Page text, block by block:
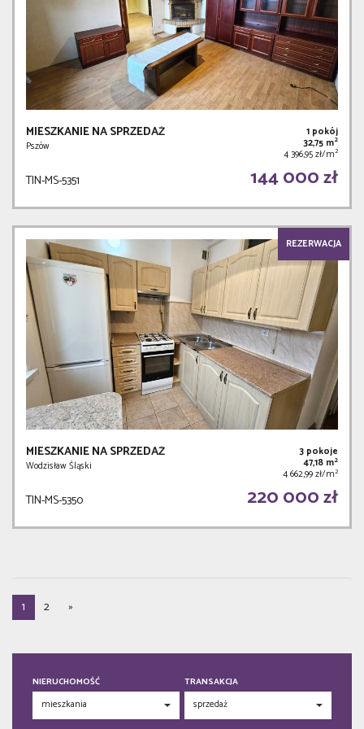
MIESZKANIE NA SPRZEDAŻ
Pszów
1 pokój
32,75 m2
4 396,95 zł/m2
TIN-MS-5351 144 000 zł
REZERWACJA
MIESZKANIE NA SPRZEDAŻ
Wodzisław Śląski
3 pokoje
47,18 m2
4 662,99 zł/m2
TIN-MS-5350 220 000 zł
1 2 »
NIERUCHOMOŚĆ TRANSAKCJA